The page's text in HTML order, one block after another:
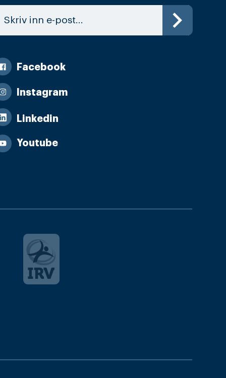
Facebook
Instagram
Linkedin
Youtube